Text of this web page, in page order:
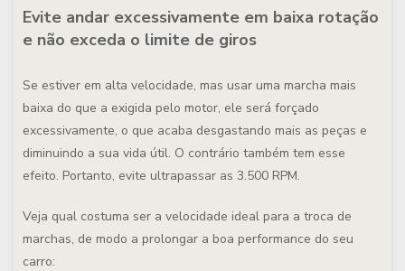
Evite andar excessivamente em baixa rotação
e não exceda o limite de giros
Se estiver em alta velocidade, mas usar uma marcha mais
baixa do que a exigida pelo motor, ele será forçado
excessivamente, o que acaba desgastando mais as peças e
diminuindo a sua vida útil. O contrário também tem esse
efeito. Portanto, evite ultrapassar as 3.500 RPM.
Veja qual costuma ser a velocidade ideal para a troca de
marchas, de modo a prolongar a boa performance do seu
carro: